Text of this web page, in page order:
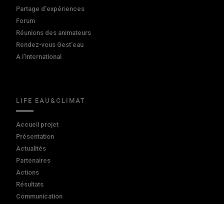
Partage d'expériences
Forum
Réunions des animateurs
Rendez-vous Gest'eau
A l'international
LIFE EAU&CLIMAT
Accueil projet
Présentation
Actualités
Partenaires
Actions
Résultats
Communication